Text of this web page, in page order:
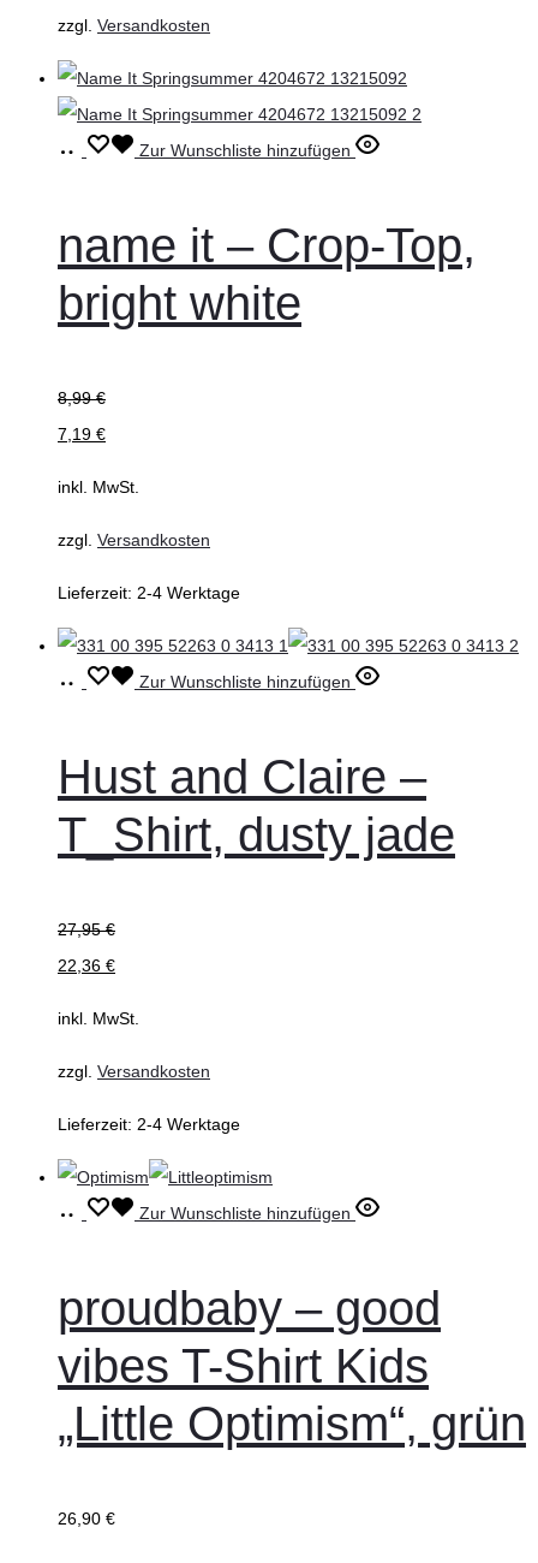
der
werden
zzgl. Versandkosten
Ausführung
Dieses
mehrere
Varianten
auf.
Optionen
können
Produktseite
Zur Wunschliste hinzufügen
name it – Crop-Top,
bright white
8,99€
7,19 €
inkl. MwSt.
zzgl. Versandkosten
Lieferzeit: 2-4 Werktage
Ausführung
Dieses
mehrere
Varianten
auf.
Optionen
können
Produktseite
Zur Wunschliste hinzufügen
Hust and Claire –
T_Shirt, dusty jade
27,95€
22,36 €
inkl. MwSt.
zzgl. Versandkosten
Lieferzeit: 2-4 Werktage
Ausführung
Dieses
mehrere
Varianten
auf.
Zur Wunschliste hinzufügen
proudbaby – good
vibes T-Shirt Kids
„Little Optimism“, grün
26,90 €